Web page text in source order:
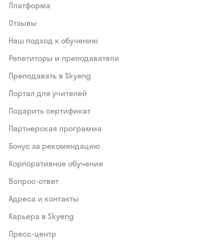
Платформа
Отзывы
Наш подход к обучению
Репетиторы и преподаватели
Преподавать в Skyeng
Портал для учителей
Подарить сертификат
Партнерская программа
Бонус за рекомендацию
Корпоративное обучение
Вопрос-ответ
Адреса и контакты
Карьера в Skyeng
Пресс-центр